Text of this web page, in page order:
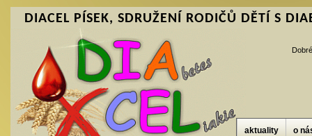
DIACEL PÍSEK, SDRUŽENÍ RODIČŮ DĚTÍ S
aktuality o